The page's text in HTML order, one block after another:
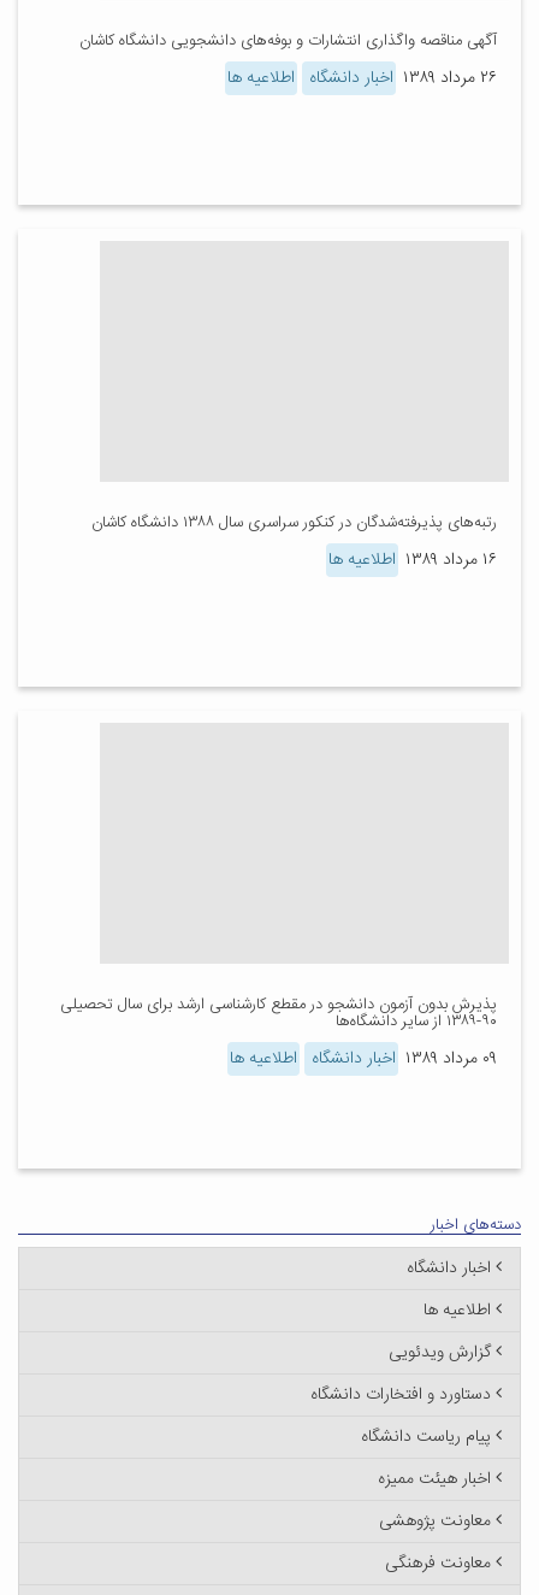
آگهی مناقصه واگذاری انتشارات و بوفه‌های دانشجویی دانشگاه کاشان
۲۶ مرداد ۱۳۸۹ اخبار دانشگاه اطلاعیه ها
رتبه‌های پذیرفته‌شدگان در کنکور سراسری سال ۱۳۸۸ دانشگاه کاشان
۱۶ مرداد ۱۳۸۹ اطلاعیه ها
پذیرش بدون آزمون دانشجو در مقطع کارشناسی ارشد برای سال تحصیلی
۹۰-۱۳۸۹ از سایر دانشگاه‌ها
۰۹ مرداد ۱۳۸۹ اخبار دانشگاه اطلاعیه ها
دسته‌های اخبار
اخبار دانشگاه
اطلاعیه ها
گزارش ویدئویی
دستاورد و افتخارات دانشگاه
پیام ریاست دانشگاه
اخبار هیئت ممیزه
معاونت پژوهشی
معاونت فرهنگی